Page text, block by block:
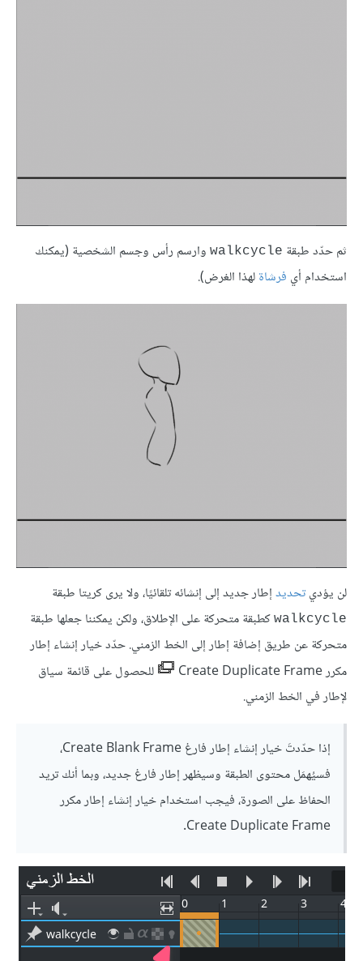
ثم حدّد طبقة walkcycle وارسم رأس وجسم الشخصية (يمكنك
استخدام أي فرشاةلهذا الغرض).
لن يؤديتحديدإطار جديد إلى إنشائه تلقائيًا، ولا يرى كريتا طبقة
walkcycle كطبقة متحركة على الإطلاق، ولكن يمكننا جعلها طبقة
متحركة عن طريق إضافة إطار إلى الخط الزمني. حدّد خيار إنشاء إطار
مكرر Create Duplicate Frame
للحصول على قائمة سياق
لإطار في الخط الزمني.
إذا حدّدتَ خيار إنشاء إطار فارغ Create Blank Frame،
فسيُهمَل محتوى الطبقة وسيظهر إطار فارغ جديد، وبما أنك تريد
الحفاظ على الصورة، فيجب استخدام خيار إنشاء إطار مكرر
Create Duplicate Frame.